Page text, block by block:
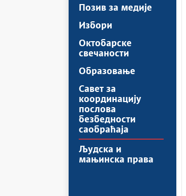
Позив за медије
Избори
Октобарске
свечаности
Образовање
Савет за
координацију
послова
безбедности
саобраћаја
Људска и
мањинска права